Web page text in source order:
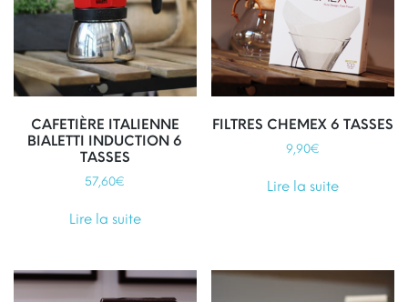
CAFETIÈRE ITALIENNE
BIALETTI INDUCTION 6
TASSES
57,60€
Lire la suite
FILTRES CHEMEX 6 TASSES
9,90€
Lire la suite